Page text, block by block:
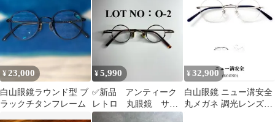
プ レトロ アンティ
ーク ブラウンデミ
べっ甲 メンズ レデ
ィース ユニセック
ス J-2
¥23,000
白山眼鏡ラウンド型 ブ
ラックチタンフレーム
¥5,990
✅新品 アンティーク
レトロ 丸眼鏡 サン
グラス ラウンド ゴ
¥ 32,900
白山眼鏡 ニュー溝安全
丸メガネ 調光レンズ